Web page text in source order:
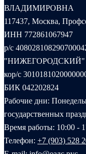
ВЛАДИМИРОВНА
117437, Москва,
ИНН 772861067947
р/с
кор/с
БИК 042202824
Рабочие дни:
государственных
Время работы: 10:00 -
Телефон: +7 (903) 528